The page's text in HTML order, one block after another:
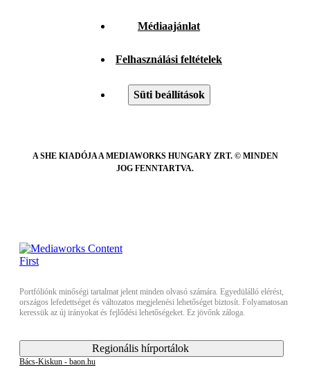
Médiaajánlat
Felhasználási feltételek
Süti beállítások
A SHE KIADÓJA A MEDIAWORKS HUNGARY ZRT. © MINDEN
JOG FENNTARTVA.
Portfóliónk minőségi tartalmat jelent minden olvasó számára. Egyedülálló elérést,
országos lefedettséget és változatos megjelenési lehetőséget biztosít. Folyamatosan
keressük az új irányokat és fejlődési lehetőségeket. Ez jövőnk záloga.
Regionális hírportálok
Bács-Kiskun - baon.hu